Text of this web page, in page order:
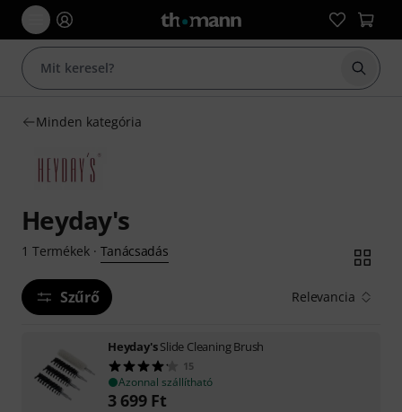
Minden kategória
Heyday's
1 Termékek· Tanácsadás
Szűrő Relevancia
Heyday'sSlide Cleaning Brush
15
Azonnal szállítható
3 699 Ft